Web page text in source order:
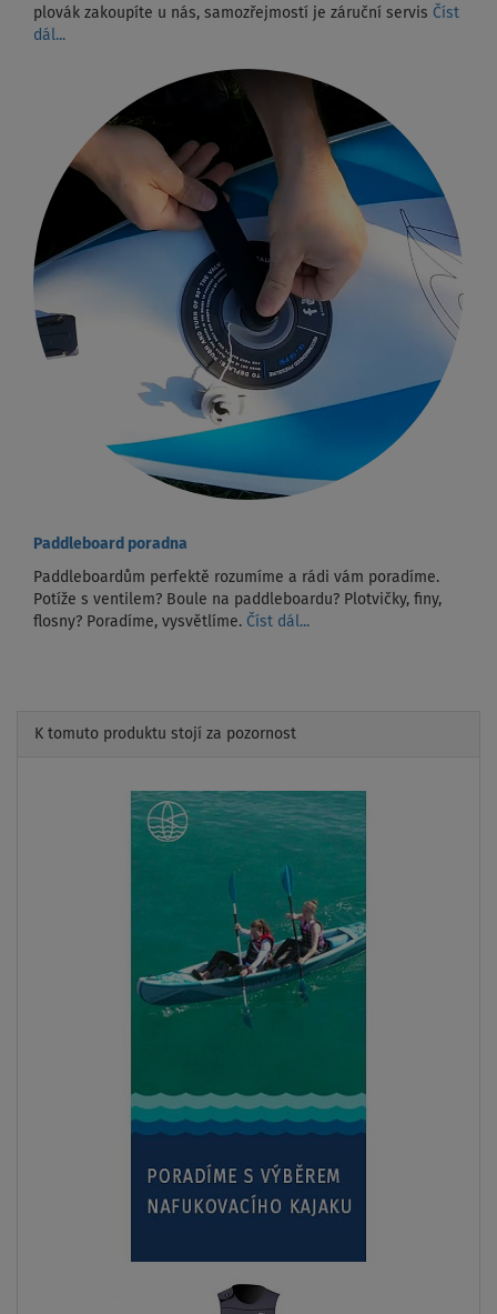
plovák zakoupíte u nás, samozřejmostí je záruční servis Číst
dál...
Paddleboard poradna
Paddleboardům perfektě rozumíme a rádi vám poradíme.
Potíže s ventilem? Boule na paddleboardu? Plotvičky, finy,
flosny? Poradíme, vysvětlíme. Číst dál...
K tomuto produktu stojí za pozornost
Previous